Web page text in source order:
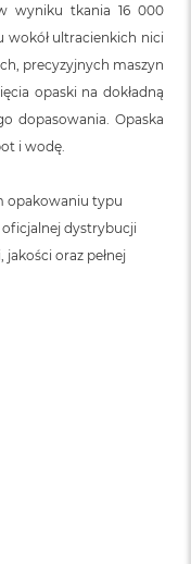
wyniku tkania 16 000
wokół ultracienkich nici
precyzyjnych maszyn
opaski na dokładną
dopasowania. Opaska
i wodę.
opakowaniu typu
dystrybucji
oraz pełnej